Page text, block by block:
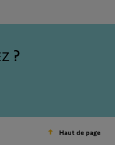
Haut de page